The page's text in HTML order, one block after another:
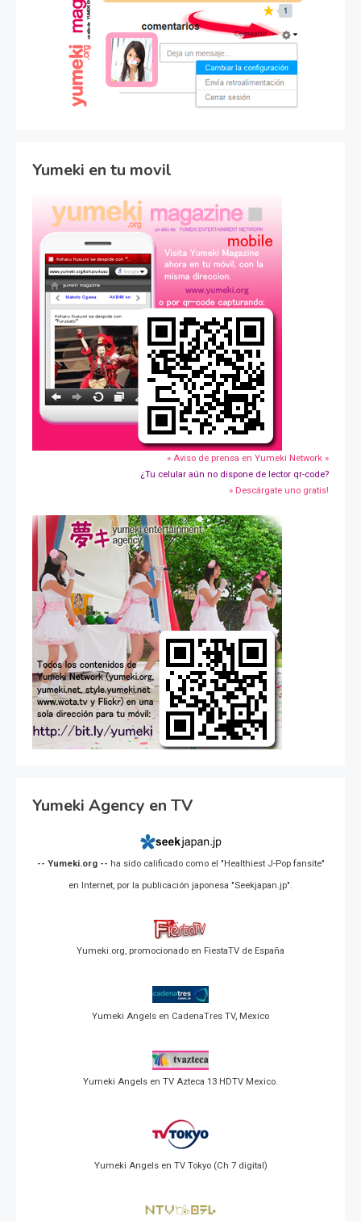
Yumeki en tu movil
» Aviso de prensa en Yumeki Network »
¿Tu celular aún no dispone de lector qr-code?
» Descárgate uno gratis!
Yumeki Agency en TV
-- Yumeki.org -- ha sido calificado como el "Healthiest J-Pop fansite"
en Internet, por la publicación japonesa "Seekjapan.jp".
Yumeki.org, promocionado en FiestaTV de España
Yumeki Angels en CadenaTres TV, Mexico
Yumeki Angels en TV Azteca 13 HDTV Mexico.
Yumeki Angels en TV Tokyo (Ch 7 digital)